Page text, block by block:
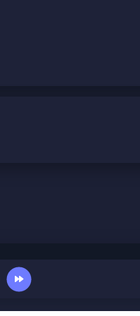
Исполнитель
себя